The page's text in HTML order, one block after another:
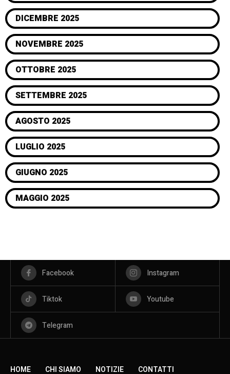
DICEMBRE 2025
NOVEMBRE 2025
OTTOBRE 2025
SETTEMBRE 2025
AGOSTO 2025
LUGLIO 2025
GIUGNO 2025
MAGGIO 2025
Facebook Instagram
Tiktok Youtube
Telegram
HOME CHI SIAMO NOTIZIE CONTATTI